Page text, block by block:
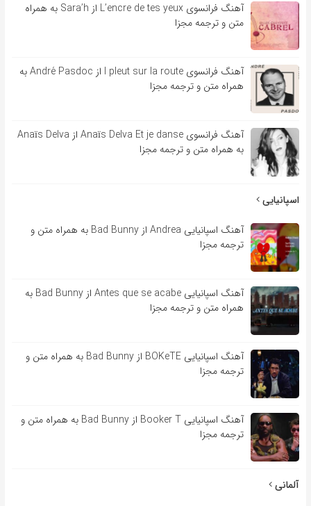
آهنگ فرانسوی L’encre de tes yeux از Sara’h به همراه
متن و ترجمه مجزا
آهنگ فرانسوی l pleut sur la route از André Pasdoc به
همراه متن و ترجمه مجزا
آهنگ فرانسوی Anaïs Delva Et je danse از Anaïs Delva
به همراه متن و ترجمه مجزا
اسپانیایی
آهنگ اسپانیایی Andrea از Bad Bunny به همراه متن و
ترجمه مجزا
آهنگ اسپانیایی Antes que se acabe از Bad Bunny به
همراه متن و ترجمه مجزا
آهنگ اسپانیایی BOKeTE از Bad Bunny به همراه متن و
ترجمه مجزا
آهنگ اسپانیایی Booker T از Bad Bunny به همراه متن و
ترجمه مجزا
آلمانی